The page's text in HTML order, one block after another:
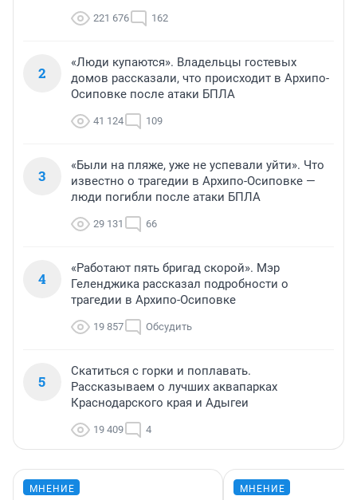
221 676 162
2
«Люди купаются». Владельцы гостевых
домов рассказали, что происходит в Архипо-
Осиповке после атаки БПЛА
41 124 109
3
«Были на пляже, уже не успевали уйти». Что
известно о трагедии в Архипо-Осиповке —
люди погибли после атаки БПЛА
29 131 66
4
«Работают пять бригад скорой». Мэр
Геленджика рассказал подробности о
трагедии в Архипо-Осиповке
19 857 Обсудить
5
Скатиться с горки и поплавать.
Рассказываем о лучших аквапарках
Краснодарского края и Адыгеи
19 409 4
МНЕНИЕ МНЕНИЕ